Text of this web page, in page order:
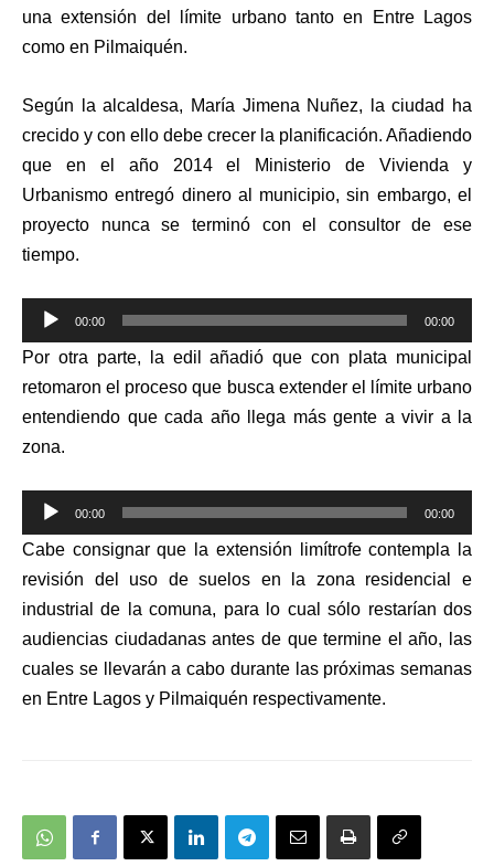
una extensión del límite urbano tanto en Entre Lagos
como en Pilmaiquén.
Según la alcaldesa, María Jimena Nuñez, la ciudad ha
crecido y con ello debe crecer la planificación. Añadiendo
que en el año 2014 el Ministerio de Vivienda y
Urbanismo entregó dinero al municipio, sin embargo, el
proyecto nunca se terminó con el consultor de ese
tiempo.
Reproductor
de
audio
00:00 00:00
Por otra parte, la edil añadió que con plata municipal
retomaron el proceso que busca extender el límite urbano
entendiendo que cada año llega más gente a vivir a la
zona.
Reproductor
de
audio
00:00 00:00
Cabe consignar que la extensión limítrofe contempla la
revisión del uso de suelos en la zona residencial e
industrial de la comuna, para lo cual sólo restarían dos
audiencias ciudadanas antes de que termine el año, las
cuales se llevarán a cabo durante las próximas semanas
en Entre Lagos y Pilmaiquén respectivamente.